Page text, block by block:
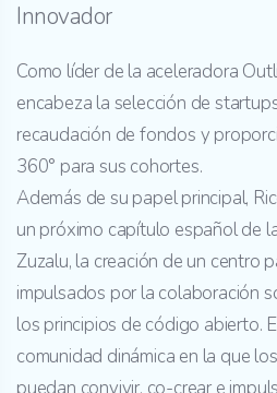
Innovador
Como líder de la aceleradora
encabeza la selección de
recaudación de fondos y
360° para sus cohortes.
Además de su papel principal,
un próximo capítulo español de
Zuzalu, la creación de un centro
impulsados por la colaboración
los principios de código abierto.
comunidad dinámica en la que